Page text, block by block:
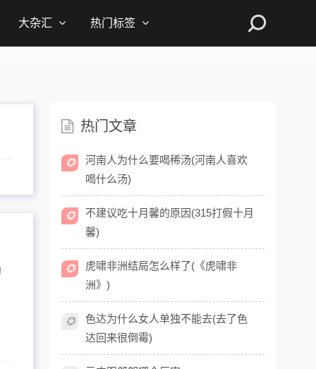
大杂汇 热门标签
热门文章
✪
河南人为什么要喝稀汤(河南人喜欢
喝什么汤)
✪
不建议吃十月馨的原因(315打假十月
馨)
✪
虎啸非洲结局怎么样了(《虎啸非
洲》)
✪
色达为什么女人单独不能去(去了色
达回来很倒霉)